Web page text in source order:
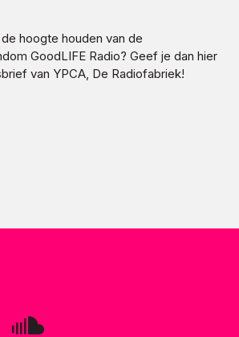
hoogte houden van de
GoodLIFE Radio? Geef je dan hier
van YPCA, De Radiofabriek!